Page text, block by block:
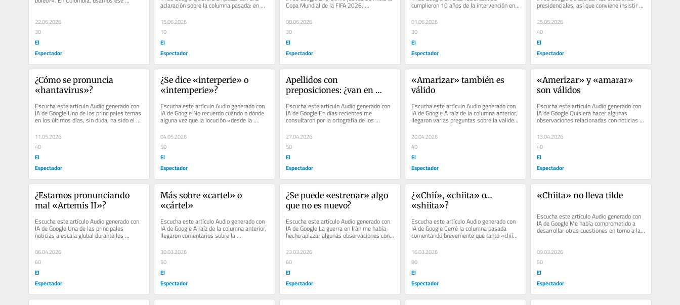
sustantivo como sinónimo de...
22.06.2026
30
El
Espectador
aclaración sobre la columna pasada: en
15.06.2026
10
El
Espectador
Copa Mundial de la FIFA 2026,
denominación oficial del torneo....
08.06.2026
30
El
Espectador
cumplieron 10 años de la intervención en
el sector conocido como el...
01.06.2026
30
El
Espectador
presidenciales, así que conviene insistir en
algunas pautas...
25.05.2026
40
El
Espectador
¿Cómo se pronuncia
«hantavirus»?
Escucha este artículo Audio generado con
IA de Google Uno de los principales temas
en los últimos días, sin duda, ha sido el
brote de hantavirus a...
11.05.2026
40
El
Espectador
¿Se dice «interperie» o
«intemperie»?
Escucha este artículo Audio generado con
IA de Google No recuerdo cuándo o dónde
alguna vez que la locución «desde la
perspectiva de» es...
04.05.2026
50
El
Espectador
Apellidos con
preposiciones: ¿van en
Escucha este artículo Audio generado con
IA de Google En días recientes me
consultaron por la ortografía de los
apellidos que llevan preposiciones....
27.04.2026
50
El
Espectador
«Amarizar» también es
válido
Escucha este artículo Audio generado con
IA de Google A raíz de la columna anterior,
llegaron varias preguntas sobre la validez
del verbo...
20.04.2026
40
El
Espectador
«Amerizar» y «amarar»
son válidos
Escucha este artículo Audio generado con
IA de Google Quisiera hacer algunas
observaciones relacionadas con noticias
13.04.2026
40
El
Espectador
¿Estamos pronunciando
mal «Artemis II»?
Escucha este artículo Audio generado con
IA de Google Una de las principales
noticias a escala global durante los
últimos días ha sido el...
06.04.2026
60
El
Espectador
Más sobre «cartel» o
«cártel»
Escucha este artículo Audio generado con
IA de Google A raíz de la columna anterior,
llegaron comentarios sobre la
pronunciación de la palabra...
30.03.2026
50
El
Espectador
¿Se puede «estrenar» algo
que no es nuevo?
Escucha este artículo Audio generado con
IA de Google La guerra en Irán me había
hecho aplazar algunas observaciones con
relación a la noticia de...
23.03.2026
60
El
Espectador
¿«Chií», «chiita» o…
«shiita»?
Escucha este artículo Audio generado con
IA de Google Cerré la columna pasada
comentando brevemente que tanto «chií»
(«chiíes» en plural) como...
16.03.2026
80
El
Espectador
«Chiita» no lleva tilde
Escucha este artículo Audio generado con
IA de Google Me había comprometido a
desarrollar otras cuestiones en torno a la
09.03.2026
50
El
Espectador